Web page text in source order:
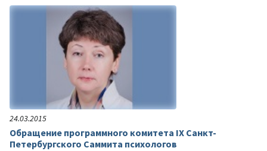
24.03.2015
Обращение программного комитета IX Санкт-
Петербургского Саммита психологов